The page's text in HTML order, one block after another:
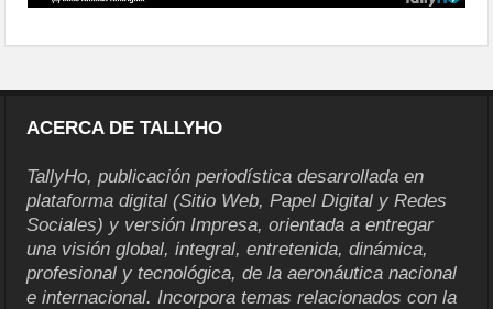
ACERCA DE TALLYHO
TallyHo, publicación periodística desarrollada en
plataforma digital (Sitio Web, Papel Digital y Redes
Sociales) y versión Impresa, orientada a entregar
una visión global, integral, entretenida, dinámica,
profesional y tecnológica, de la aeronáutica nacional
e internacional. Incorpora temas relacionados con la